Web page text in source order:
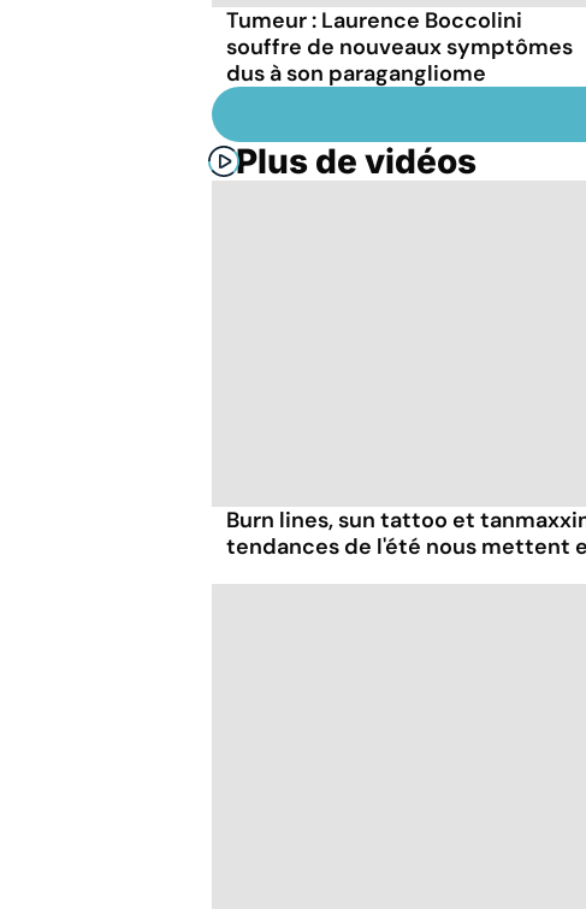
Tumeur : Laurence Boccolini
souffre de nouveaux symptômes
dus à son paragangliome
Plus de vidéos
Burn lines, sun tattoo et
tendances de l'été nous mettent